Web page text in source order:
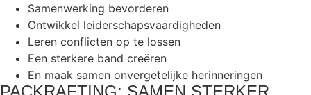
Samenwerking bevorderen
Ontwikkel leiderschapsvaardigheden
Leren conflicten op te lossen
Een sterkere band creëren
En maak samen onvergetelijke herinneringen